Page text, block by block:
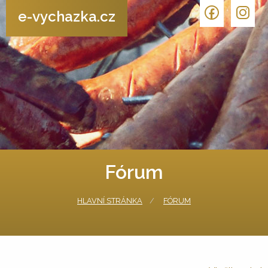
e-vychazka.cz
Fórum
HLAVNÍ STRÁNKA FÓRUM